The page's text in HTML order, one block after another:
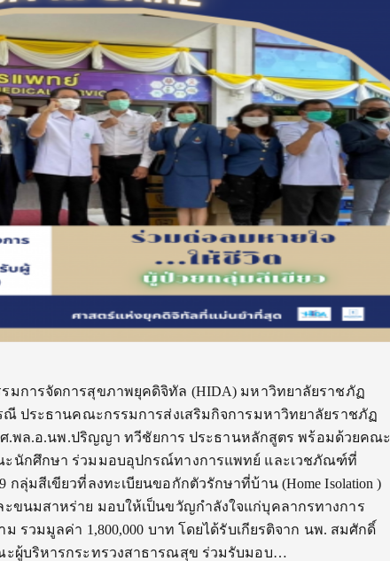
การจัดการสุขภาพยุคดิจิทัล (HIDA) มหาวิทยาลัยราชภัฏ
ประธานคณะกรรมการส่งเสริมกิจการมหาวิทยาลัยราชภัฏ
.พล.อ.นพ.ปริญญา ทวีชัยการ ประธานหลักสูตร พร้อมด้วยคณะ
นักศึกษา ร่วมมอบอุปกรณ์ทางการแพทย์ และเวชภัณฑ์ที่
กลุ่มสีเขียวที่ลงทะเบียนขอกักตัวรักษาที่บ้าน (Home Isolation )
ขนมสาหร่าย มอบให้เป็นขวัญกำลังใจแก่บุคลากรทางการ
วมมูลค่า 1,800,000 บาท โดยได้รับเกียรติจาก นพ. สมศักดิ์
ผู้บริหารกระทรวงสาธารณสุข ร่วมรับมอบ…